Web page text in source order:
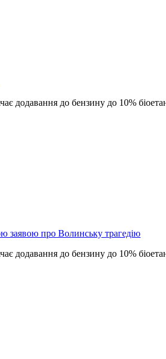
додавання до бензину до 10%
заявою про Волинську трагедію
додавання до бензину до 10%